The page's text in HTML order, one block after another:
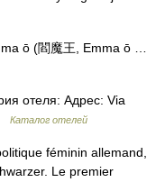
ō (閻魔王, Emma ō …
отеля: Адрес: Via
Каталог отелей
féminin allemand,
Le premier